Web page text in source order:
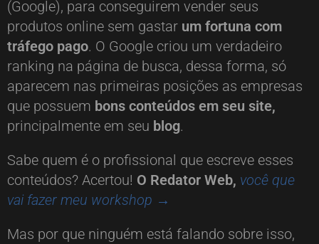
(Google), para conseguirem vender seus
produtos online sem gastar um fortuna com
tráfego pago. O Google criou um verdadeiro
ranking na página de busca, dessa forma, só
aparecem nas primeiras posições as empresas
que possuem bons conteúdos em seu site,
principalmente em seu blog.
Sabe quem é o profissional que escreve esses
conteúdos? Acertou! O Redator Web, você que
vai fazer meu workshop →
Mas por que ninguém está falando sobre isso,